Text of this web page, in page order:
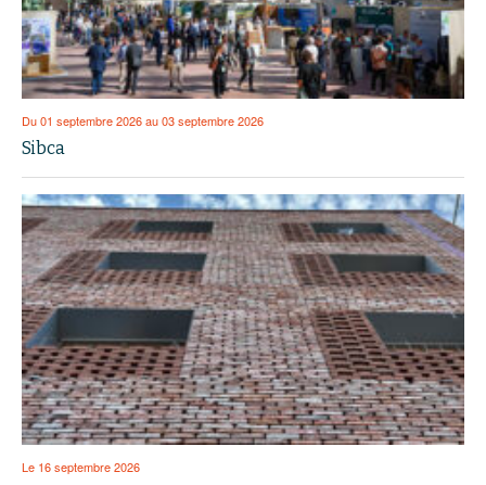
Du 01 septembre 2026 au 03 septembre 2026
Sibca
Le 16 septembre 2026